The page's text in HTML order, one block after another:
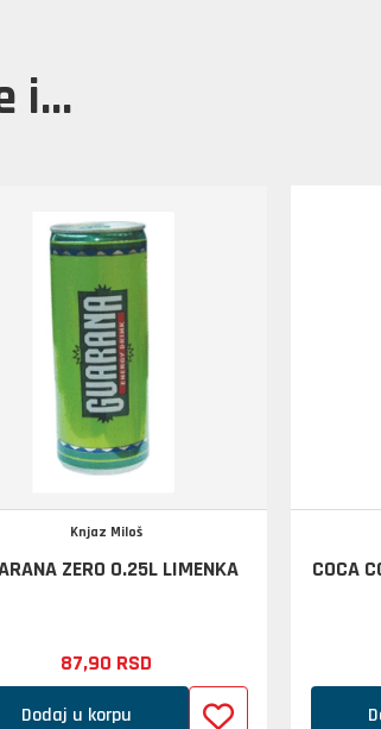
i...
Knjaz Miloš
ZERO 0.25L LIMENKA
87,90 RSD
Dodaj u korpu
COCA